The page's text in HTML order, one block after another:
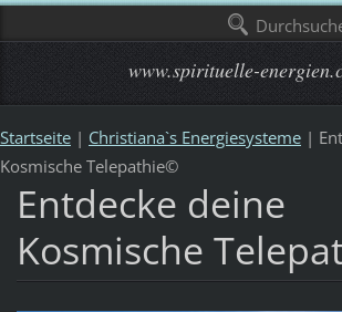
www.spirituelle-
Startseite | Christiana`s Energiesysteme |
Kosmische Telepathie©
Entdecke deine
Kosmische